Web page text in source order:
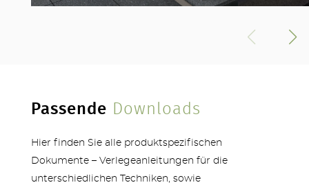
Passende Downloads
Hier finden Sie alle produktspezifischen
Dokumente – Verlegeanleitungen für die
unterschiedlichen Techniken, sowie